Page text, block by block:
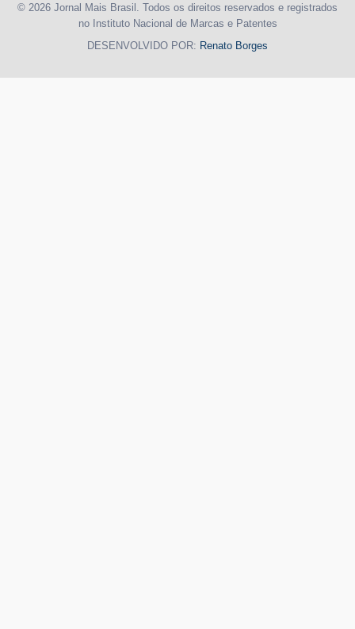
© 2026 Jornal Mais Brasil. Todos os direitos reservados e registrados
no Instituto Nacional de Marcas e Patentes
DESENVOLVIDO POR: Renato Borges